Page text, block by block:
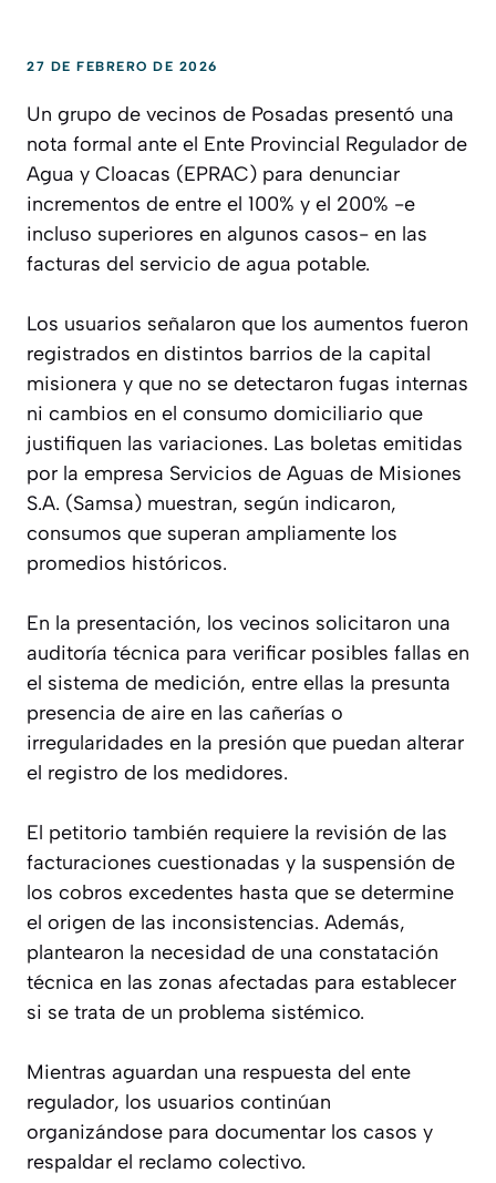
27 DE FEBRERO DE 2026
Un grupo de vecinos de Posadas presentó una
nota formal ante el Ente Provincial Regulador de
Agua y Cloacas (EPRAC) para denunciar
incrementos de entre el 100% y el 200% -e
incluso superiores en algunos casos- en las
facturas del servicio de agua potable.
Los usuarios señalaron que los aumentos fueron
registrados en distintos barrios de la capital
misionera y que no se detectaron fugas internas
ni cambios en el consumo domiciliario que
justifiquen las variaciones. Las boletas emitidas
por la empresa Servicios de Aguas de Misiones
S.A. (Samsa) muestran, según indicaron,
consumos que superan ampliamente los
promedios históricos.
En la presentación, los vecinos solicitaron una
auditoría técnica para verificar posibles fallas en
el sistema de medición, entre ellas la presunta
presencia de aire en las cañerías o
irregularidades en la presión que puedan alterar
el registro de los medidores.
El petitorio también requiere la revisión de las
facturaciones cuestionadas y la suspensión de
los cobros excedentes hasta que se determine
el origen de las inconsistencias. Además,
plantearon la necesidad de una constatación
técnica en las zonas afectadas para establecer
si se trata de un problema sistémico.
Mientras aguardan una respuesta del ente
regulador, los usuarios continúan
organizándose para documentar los casos y
respaldar el reclamo colectivo.